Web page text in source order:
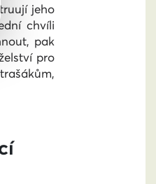
jeho
chvíli
pak
pro